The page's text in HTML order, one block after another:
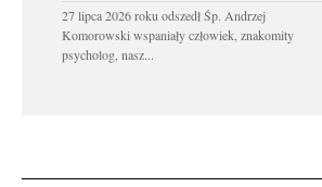
27 lipca 2026 roku odszedł Śp. Andrzej
Komorowski wspaniały człowiek, znakomity
psycholog, nasz...